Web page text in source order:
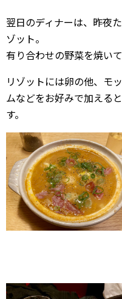
翌日のディナーは、昨夜
ゾット。
有り合わせの野菜を焼い
リゾットには卵の他、モ
ムなどをお好みで加える
す。